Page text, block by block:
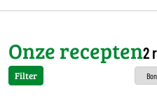
Onze recepten2
Filter